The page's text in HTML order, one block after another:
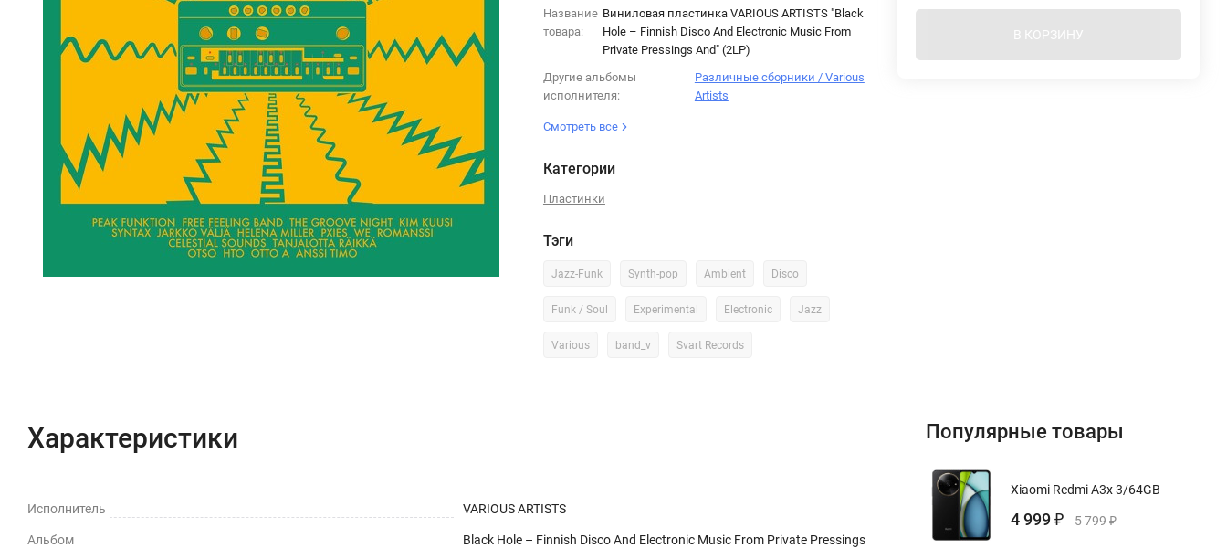
Название
товара:
Виниловая пластинка VARIOUS ARTISTS "Black
Hole – Finnish Disco And Electronic Music From
Private Pressings And" (2LP)
Другие альбомы
исполнителя:
Различные сборники / Various
Artists
Смотреть все
Категории
Пластинки
Тэги
Jazz-Funk Synth-pop Ambient Disco
Funk / Soul Experimental Electronic Jazz
Various band_v Svart Records
В КОРЗИНУ
Характеристики
Исполнитель VARIOUS ARTISTS
Альбом
Black Hole – Finnish Disco And Electronic Music From Private Pressings
Популярные товары
Xiaomi Redmi A3x 3/64GB
4 999 ₽ 5 799₽